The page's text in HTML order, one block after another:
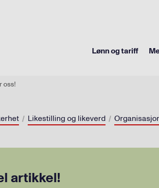
Lønn og tariff
oss!
Likestilling og likeverd
artikkel!